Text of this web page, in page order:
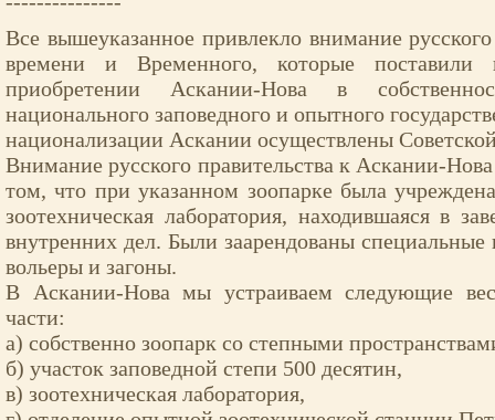
Все вышеуказанное привлекло внимание
времени и Временного, которые
приобретении Аскании-Нова в
национального заповедного и опытного
национализации Аскании осуществлены
Внимание русского правительства к Аскании-
том, что при указанном зоопарке была
зоотехническая лаборатория, находившаяся в
внутренних дел. Были заарендованы
вольеры и загоны.
В Аскании-Нова мы устраиваем следующие
части:
а) собственно зоопарк со степными
б) участок заповедной степи 500 десятин,
в) зоотехническая лаборатория,